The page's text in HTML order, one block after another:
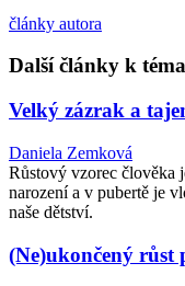
články autora
Další články k
Velký zázrak a
Daniela Zemková
Růstový vzorec člověka
narození a v pubertě je
naše dětství.
(Ne)ukončený růst